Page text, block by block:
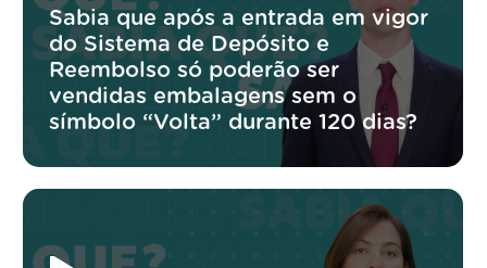
Sabia que após a entrada em vigor
do Sistema de Depósito e
Reembolso só poderão ser
vendidas embalagens sem o
símbolo “Volta” durante 120 dias?